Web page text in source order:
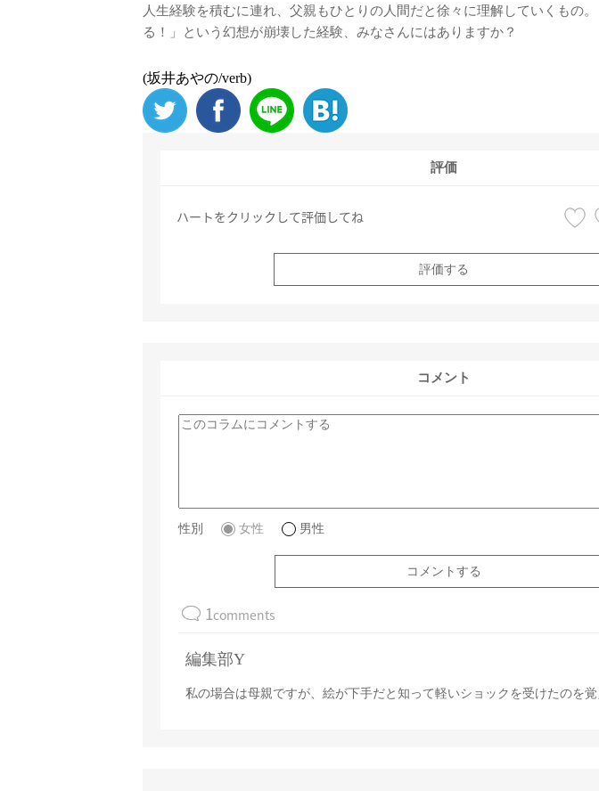
人生経験を積むに連れ、父親もひとりの人間だと徐々に理解していくもの
る！」という幻想が崩壊した経験、みなさんにはありますか？
(坂井あやの/verb)
評価
ハートをクリックして評価してね
評価する
コメント
性別 女性 男性
1comments
編集部Y
私の場合は母親ですが、絵が下手だと知って軽いショックを受けたのを